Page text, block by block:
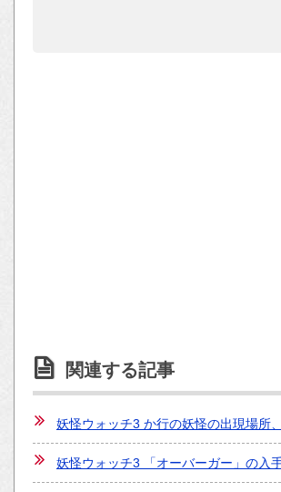
関連する記事
妖怪ウォッチ3 か行の妖怪の出現場所
妖怪ウォッチ3 「オーバーガー」の入